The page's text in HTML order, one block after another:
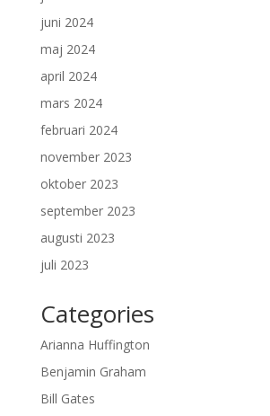
juni 2024
maj 2024
april 2024
mars 2024
februari 2024
november 2023
oktober 2023
september 2023
augusti 2023
juli 2023
Categories
Arianna Huffington
Benjamin Graham
Bill Gates